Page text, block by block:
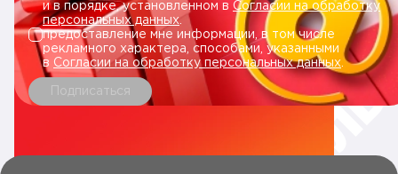
и в порядке, установленном в Согласии на обработку
персональных данных.
предоставление мне информации, в том числе
рекламного характера, способами, указанными
в Согласии на обработку персональных данных
Подписаться